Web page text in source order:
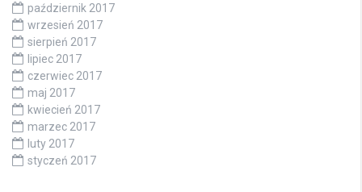
październik 2017
wrzesień 2017
sierpień 2017
lipiec 2017
czerwiec 2017
maj 2017
kwiecień 2017
marzec 2017
luty 2017
styczeń 2017